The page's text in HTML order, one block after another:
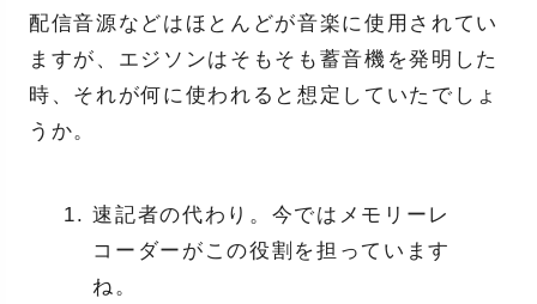
配信音源などはほとんどが音楽に使用されてい
ますが、エジソンはそもそも蓄音機を発明した
時、それが何に使われると想定していたでしょ
うか。
速記者の代わり。今ではメモリーレ
コーダーがこの役割を担っています
ね。